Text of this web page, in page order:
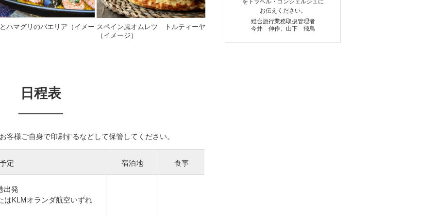
ハマグリのパエリア（イメー スペイン風オムレツ トルティーヤ
（イメージ）
日程表
客様ご自身で印刷するなどして保管してください。
予定 宿泊地 食事
出発
KLMオランダ航空いずれ
をトラベル・コンシェルジュに
お伝えください。
総合旅行業務取扱管理者
今井 伸作、山下 飛鳥